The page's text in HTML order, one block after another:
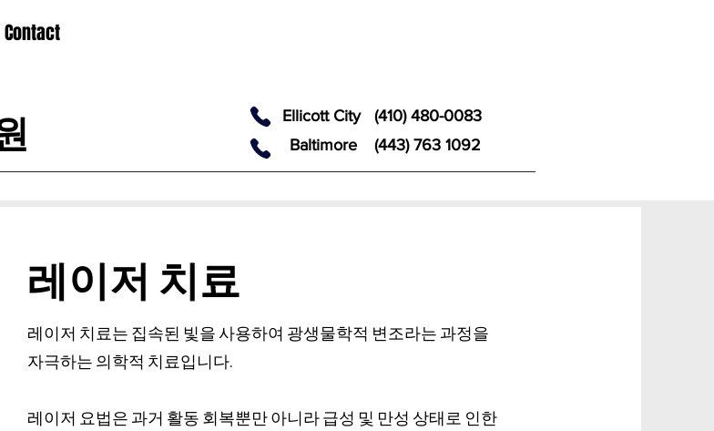
Contact
Ellicott City
Baltimore
(410) 480-0083
(443) 763 1092
​레이저 치료
레이저 치료는 집속된 빛을 사용하여 광생물학적 변조라는 과정을
자극하는 의학적 치료입니다.
레이저 요법은 과거 활동 회복뿐만 아니라 급성 및 만성 상태로 인한